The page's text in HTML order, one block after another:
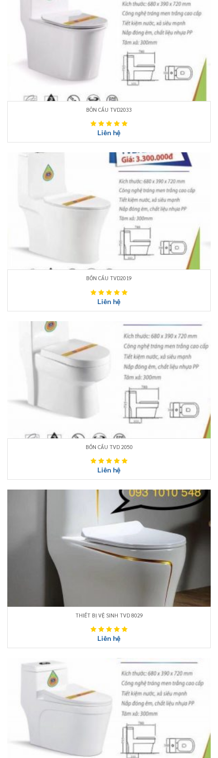
BÔN CẦU TVD2033
Liên hệ
BỒN CẦU TVD2019
Liên hệ
BỒN CẦU TVD 2050
Liên hệ
THIẾT BỊ VỆ SINH TVD 8029
Liên hệ